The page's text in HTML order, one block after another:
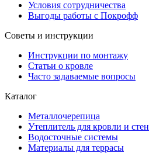
Условия сотрудничества
Выгоды работы с Покрофф
Советы и инструкции
Инструкции по монтажу
Статьи о кровле
Часто задаваемые вопросы
Каталог
Металлочерепица
Утеплитель для кровли и стен
Водосточные системы
Материалы для террасы